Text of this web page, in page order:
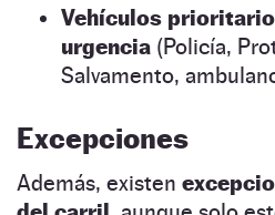
Vehículos
urgencia (Policía,
Salvamento,
Excepciones
Además, existen